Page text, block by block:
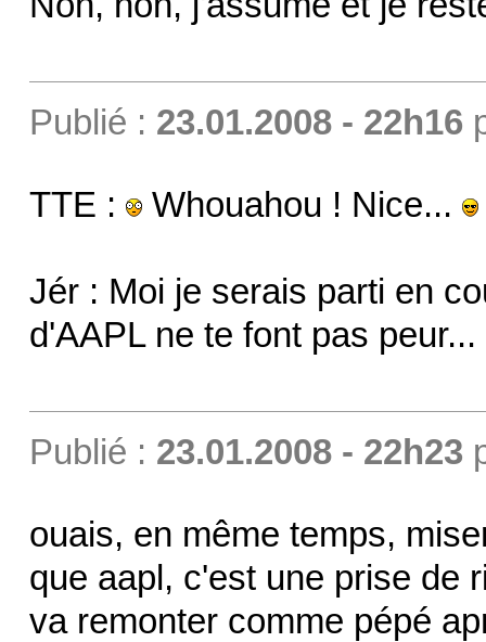
Publié : 23.01.2008 - 22h16
TTE : Whouahou ! Nice...
Jér : Moi je serais parti en
d'AAPL ne te font pas peur...
Publié : 23.01.2008 - 22h23
ouais, en même temps,
que aapl, c'est une prise de
va remonter comme pépé